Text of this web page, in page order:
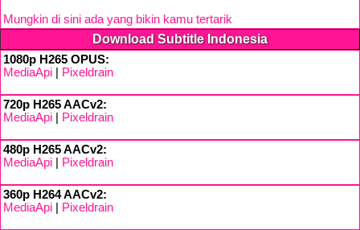
Mungkin di sini ada yang bikin kamu tertarik
Download Subtitle Indonesia
1080p H265 OPUS:
MediaApi
Pixeldrain
720p H265 AACv2:
MediaApi
Pixeldrain
480p H265 AACv2:
MediaApi
Pixeldrain
360p H264 AACv2:
MediaApi
Pixeldrain